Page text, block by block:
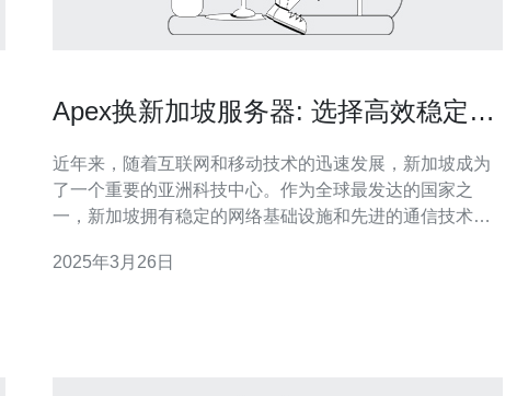
Apex换新加坡服务器: 选择高效稳定的
近年来，随着互联网和移动技术的迅速发展，新加坡成为
了一个重要的亚洲科技中心。作为全球最发达的国家之
一，新加坡拥有稳定的网络基础设施和先进的通信技术，
选。 新加坡服务器的优势 选择新加坡作为服务器托管地的
2025年3月26日